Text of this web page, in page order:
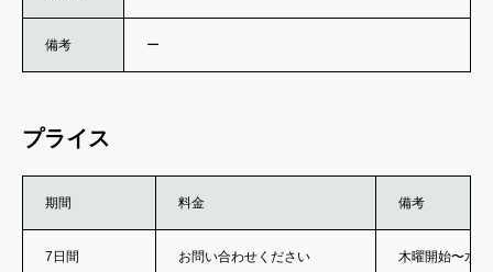
備考 ー
プライス
期間 料金 備考
7日間 お問い合わせください 木曜開始〜水